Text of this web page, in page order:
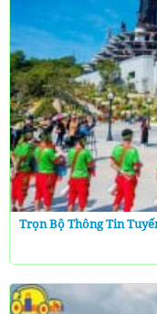
Trọn Bộ Thông Tin